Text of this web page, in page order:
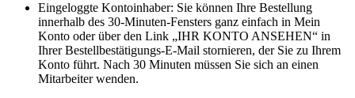
Eingeloggte Kontoinhaber: Sie können Ihre Bestellung
innerhalb des 30-Minuten-Fensters ganz einfach in Mein
Konto oder über den Link „IHR KONTO ANSEHEN“ in
Ihrer Bestellbestätigungs-E-Mail stornieren, der Sie zu Ihrem
Konto führt. Nach 30 Minuten müssen Sie sich an einen
Mitarbeiter wenden.